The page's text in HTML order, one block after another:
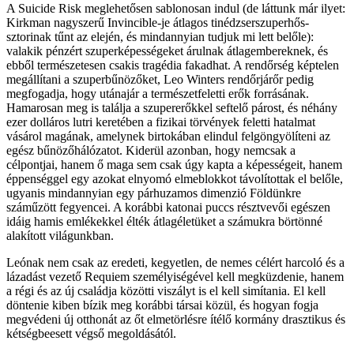
A Suicide Risk meglehetősen sablonosan indul (de láttunk már ilyet:
Kirkman nagyszerű Invincible-je átlagos tinédzserszuperhős-
sztorinak tűnt az elején, és mindannyian tudjuk mi lett belőle):
valakik pénzért szuperképességeket árulnak átlagembereknek, és
ebből természetesen csakis tragédia fakadhat. A rendőrség képtelen
megállítani a szuperbűnözőket, Leo Winters rendőrjárőr pedig
megfogadja, hogy utánajár a természetfeletti erők forrásának.
Hamarosan meg is találja a szupererőkkel seftelő párost, és néhány
ezer dolláros lutri keretében a fizikai törvények feletti hatalmat
vásárol magának, amelynek birtokában elindul felgöngyölíteni az
egész bűnözőhálózatot. Kiderül azonban, hogy nemcsak a
célpontjai, hanem ő maga sem csak úgy kapta a képességeit, hanem
éppenséggel egy azokat elnyomó elmeblokkot távolítottak el belőle,
ugyanis mindannyian egy párhuzamos dimenzió Földünkre
száműzött fegyencei. A korábbi katonai puccs résztvevői egészen
idáig hamis emlékekkel élték átlagéletüket a számukra börtönné
alakított világunkban.
Leónak nem csak az eredeti, kegyetlen, de nemes célért harcoló és a
lázadást vezető Requiem személyiségével kell megküzdenie, hanem
a régi és az új családja közötti viszályt is el kell simítania. El kell
döntenie kiben bízik meg korábbi társai közül, és hogyan fogja
megvédeni új otthonát az őt elmetörlésre ítélő kormány drasztikus és
kétségbeesett végső megoldásától.